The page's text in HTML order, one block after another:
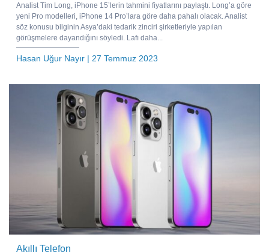
Analist Tim Long, iPhone 15’lerin tahmini fiyatlarını paylaştı. Long’a göre
yeni Pro modelleri, iPhone 14 Pro’lara göre daha pahalı olacak. Analist
söz konusu bilginin Asya’daki tedarik zinciri şirketleriyle yapılan
görüşmelere dayandığını söyledi. Lafı daha...
Hasan Uğur Nayır | 27 Temmuz 2023
Akıllı Telefon